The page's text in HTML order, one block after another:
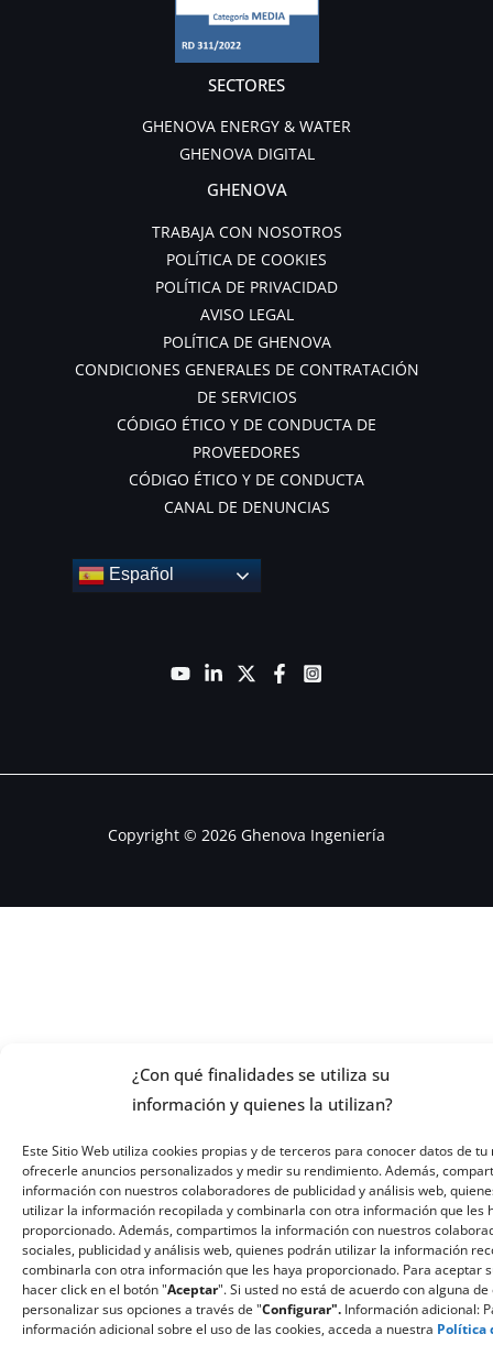
¿Con qué finalidades se utiliza su
información y quienes la utilizan?
Este Sitio Web utiliza cookies propias y de terceros para conocer datos de tu
ofrecerle anuncios personalizados y medir su rendimiento. Además,
información con nuestros colaboradores de publicidad y análisis web,
utilizar la información recopilada y combinarla con otra información que les
proporcionado. Además, compartimos la información con nuestros
sociales, publicidad y análisis web, quienes podrán utilizar la información
combinarla con otra información que les haya proporcionado. Para aceptar
hacer click en el botón "Aceptar". Si usted no está de acuerdo con alguna
personalizar sus opciones a través de "Configurar". Información adicional:
información adicional sobre el uso de las cookies, acceda a nuestra Política
SECTORES
GHENOVA ENERGY & WATER
GHENOVA DIGITAL
GHENOVA
TRABAJA CON NOSOTROS
POLÍTICA DE COOKIES
POLÍTICA DE PRIVACIDAD
AVISO LEGAL
POLÍTICA DE GHENOVA
CONDICIONES GENERALES DE CONTRATACIÓN
DE SERVICIOS
CÓDIGO ÉTICO Y DE CONDUCTA DE
PROVEEDORES
CÓDIGO ÉTICO Y DE CONDUCTA
CANAL DE DENUNCIAS
Español
Copyright © 2026 Ghenova Ingeniería